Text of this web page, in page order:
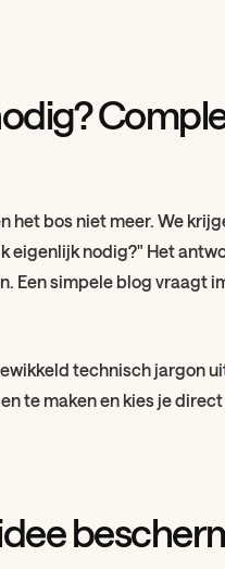
het bos niet meer. We
eigenlijk nodig?" Het
Een simpele blog vraagt
technisch jargon
te maken en kies je